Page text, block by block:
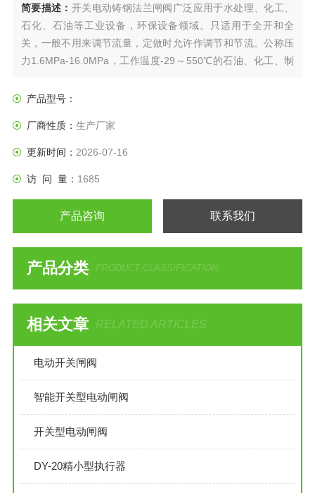
简要描述： 开关电动铸钢法兰闸阀广泛应用于水处理、化工、
石化、石油等工业设备，环保设备领域。只适用于全开和全
关，一般不用来调节流量，定做时允许作调节和节流。公称压
力1.6MPa-16.0MPa，工作温度-29～550℃的石油、化工、制
质。驱动方式有手动、齿轮传动、电动、气动等。
产品型号：
厂商性质： 生产厂家
更新时间： 2026-07-16
访 问 量： 1685
产品咨询 联系我们
产品分类 PRODUCT CLASSIFICATION
相关文章 RELATED ARTICLES
电动开关闸阀
智能开关型电动闸阀
开关型电动闸阀
DY-20精小型执行器